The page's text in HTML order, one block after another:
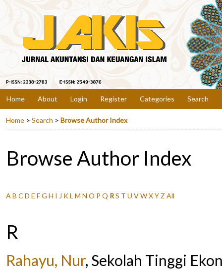
Home About Login Register Categories Search
Home > Search > Browse Author Index
Browse Author Index
A B C D E FG H I J KL M N O P Q RS T U VWXY Z All
R
Rahayu, Nur, Sekolah Tinggi